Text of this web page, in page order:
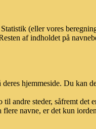
(eller vores
af indholdet på
hjemmeside. Du kan
andre steder, såfremt det
navne, er det kun